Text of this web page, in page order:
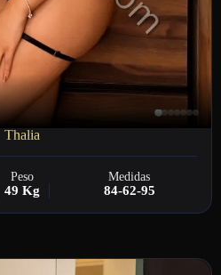
Thalia
Peso Medidas
49 Kg 84-62-95